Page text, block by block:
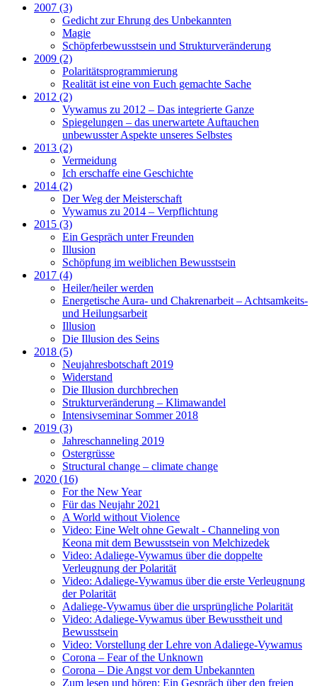
2007 (3)
Gedicht zur Ehrung des Unbekannten
Magie
Schöpferbewusstsein und Strukturveränderung
2009 (2)
Polaritätsprogrammierung
Realität ist eine von Euch gemachte Sache
2012 (2)
Vywamus zu 2012 – Das integrierte Ganze
Spiegelungen – das unerwartete Auftauchen
unbewusster Aspekte unseres Selbstes
2013 (2)
Vermeidung
Ich erschaffe eine Geschichte
2014 (2)
Der Weg der Meisterschaft
Vywamus zu 2014 – Verpflichtung
2015 (3)
Ein Gespräch unter Freunden
Illusion
Schöpfung im weiblichen Bewusstsein
2017 (4)
Heiler/heiler werden
Energetische Aura- und Chakrenarbeit – Achtsamkeits-
und Heilungsarbeit
Illusion
Die Illusion des Seins
2018 (5)
Neujahresbotschaft 2019
Widerstand
Die Illusion durchbrechen
Strukturveränderung – Klimawandel
Intensivseminar Sommer 2018
2019 (3)
Jahreschanneling 2019
Ostergrüsse
Structural change – climate change
2020 (16)
For the New Year
Für das Neujahr 2021
A World without Violence
Video: Eine Welt ohne Gewalt - Channeling von
Keona mit dem Bewusstsein von Melchizedek
Video: Adaliege-Vywamus über die doppelte
Verleugnung der Polarität
Video: Adaliege-Vywamus über die erste Verleugnung
der Polarität
Adaliege-Vywamus über die ursprüngliche Polarität
Video: Adaliege-Vywamus über Bewusstheit und
Bewusstsein
Video: Vorstellung der Lehre von Adaliege-Vywamus
Corona – Fear of the Unknown
Corona – Die Angst vor dem Unbekannten
Zum lesen und hören: Ein Gespräch über den freien